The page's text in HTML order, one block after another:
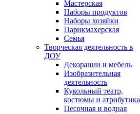
Мастерская
Наборы продуктов
Наборы хозяйки
Парикмахерская
Семья
Творческая деятельность в
ДОУ
Декорации и мебель
Изобразительная
деятельность
Кукольный театр,
костюмы и атрибутика
Песочная и водная